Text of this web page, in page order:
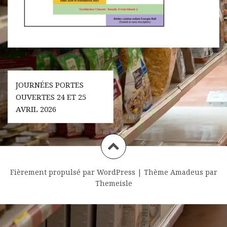
Navigation
de
l’article
JOURNÉES PORTES
OUVERTES 24 ET 25
AVRIL 2026
Fièrement propulsé par WordPress | Thème Amadeus par
Themeisle